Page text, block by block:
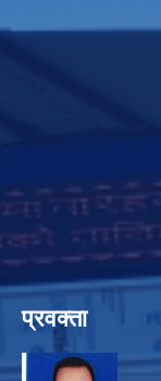
प्रवक्ता